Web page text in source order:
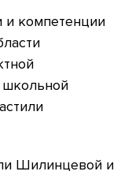
и компетенции
школьной
Шилинцевой и